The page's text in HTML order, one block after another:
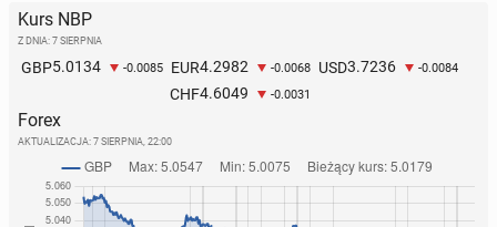
Kurs NBP
Z DNIA: 7 SIERPNIA
GBP5.0134 -0.0085 EUR4.2982 -0.0068 USD3.7236 -0.0084
CHF4.6049 -0.0031
Forex
AKTUALIZACJA: 7 SIERPNIA, 22:00